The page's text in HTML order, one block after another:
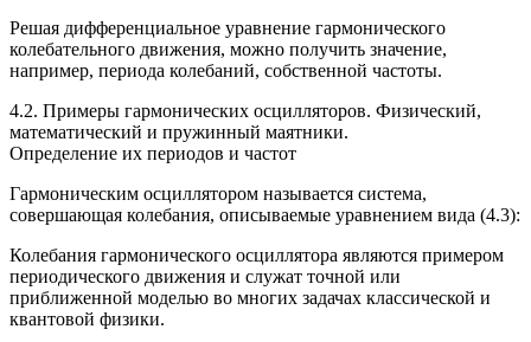
Решая дифференциальное уравнение гармонического
колебательного движения, можно получить значение,
например, периода колебаний, собственной частоты.
4.2. Примеры гармонических осцилляторов. Физический,
математический и пружинный маятники.
Определение их периодов и частот
Гармоническим осциллятором называется система,
совершающая колебания, описываемые уравнением вида (4.3):
Колебания гармонического осциллятора являются примером
периодического движения и служат точной или
приближенной моделью во многих задачах классической и
квантовой физики.